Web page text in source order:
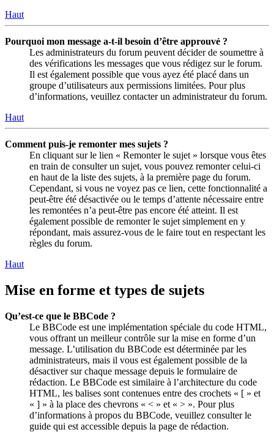
Haut
Pourquoi mon message a-t-il besoin d’être approuvé ?
Les administrateurs du forum peuvent décider de soumettre à
des vérifications les messages que vous rédigez sur le forum.
Il est également possible que vous ayez été placé dans un
groupe d’utilisateurs aux permissions limitées. Pour plus
d’informations, veuillez contacter un administrateur du forum.
Haut
Comment puis-je remonter mes sujets ?
En cliquant sur le lien « Remonter le sujet » lorsque vous êtes
en train de consulter un sujet, vous pouvez remonter celui-ci
en haut de la liste des sujets, à la première page du forum.
Cependant, si vous ne voyez pas ce lien, cette fonctionnalité a
peut-être été désactivée ou le temps d’attente nécessaire entre
les remontées n’a peut-être pas encore été atteint. Il est
également possible de remonter le sujet simplement en y
répondant, mais assurez-vous de le faire tout en respectant les
règles du forum.
Haut
Mise en forme et types de sujets
Qu’est-ce que le BBCode ?
Le BBCode est une implémentation spéciale du code HTML,
vous offrant un meilleur contrôle sur la mise en forme d’un
message. L’utilisation du BBCode est déterminée par les
administrateurs, mais il vous est également possible de la
désactiver sur chaque message depuis le formulaire de
rédaction. Le BBCode est similaire à l’architecture du code
HTML, les balises sont contenues entre des crochets « [ » et
« ] » à la place des chevrons « < » et « > ». Pour plus
d’informations à propos du BBCode, veuillez consulter le
guide qui est accessible depuis la page de rédaction.